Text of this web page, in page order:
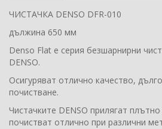
ЧИСТАЧКА DENSO DFR-010
дължина 650 мм
Denso Flat е серия безшарнирни
DENSO.
Осигуряват отлично качество,
почистване.
Чистачките DENSO прилягат
почистват отлично при различни